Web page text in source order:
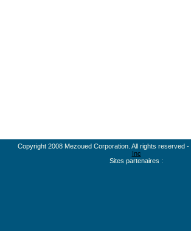
Copyright 2008 Mezoued Corporation. All rights reserved
Inc
Sites partenaires :